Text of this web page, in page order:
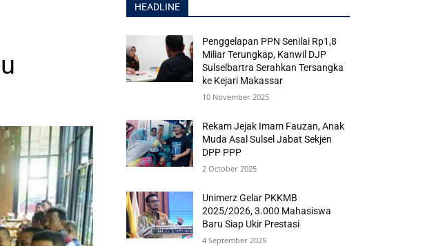
HEADLINE
Penggelapan PPN Senilai Rp1,8
Miliar Terungkap, Kanwil DJP
Sulselbartra Serahkan Tersangka
ke Kejari Makassar
10 November 2025
Rekam Jejak Imam Fauzan, Anak
Muda Asal Sulsel Jabat Sekjen
DPP PPP
2 October 2025
Unimerz Gelar PKKMB
2025/2026, 3.000 Mahasiswa
Baru Siap Ukir Prestasi
4 September 2025